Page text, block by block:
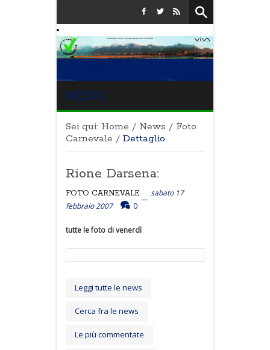
MENU
Sei qui: Home / News / Foto
Carnevale / Dettaglio
Rione Darsena:
FOTO CARNEVALE
sabato 17
febbraio 2007
0
tutte le foto di venerdì
Leggi tutte le news
Cerca fra le news
Le più commentate